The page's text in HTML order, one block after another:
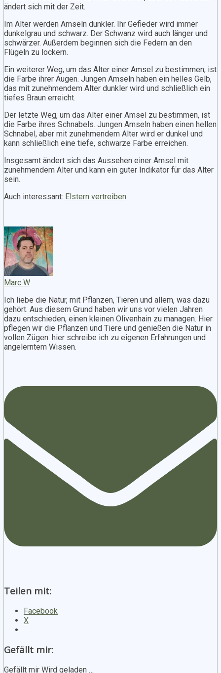
ändert sich mit der Zeit.
Im Alter werden Amseln dunkler. Ihr Gefieder wird immer
dunkelgrau und schwarz. Der Schwanz wird auch länger und
schwärzer. Außerdem beginnen sich die Federn an den
Flügeln zu lockern.
Ein weiterer Weg, um das Alter einer Amsel zu bestimmen, ist
die Farbe ihrer Augen. Jungen Amseln haben ein helles Gelb,
das mit zunehmendem Alter dunkler wird und schließlich ein
tiefes Braun erreicht.
Der letzte Weg, um das Alter einer Amsel zu bestimmen, ist
die Farbe ihres Schnabels. Jungen Amseln haben einen hellen
Schnabel, aber mit zunehmendem Alter wird er dunkel und
kann schließlich eine tiefe, schwarze Farbe erreichen.
Insgesamt ändert sich das Aussehen einer Amsel mit
zunehmendem Alter und kann ein guter Indikator für das Alter
sein.
Auch interessant: Elstern vertreiben
Marc W
Ich liebe die Natur, mit Pflanzen, Tieren und allem, was dazu
gehört. Aus diesem Grund haben wir uns vor vielen Jahren
dazu entschieden, einen kleinen Olivenhain zu managen. Hier
pflegen wir die Pflanzen und Tiere und genießen die Natur in
vollen Zügen. hier schreibe ich zu eigenen Erfahrungen und
angelerntem Wissen.
Teilen mit:
Facebook
X
Gefällt mir:
Gefällt mir Wird geladen …